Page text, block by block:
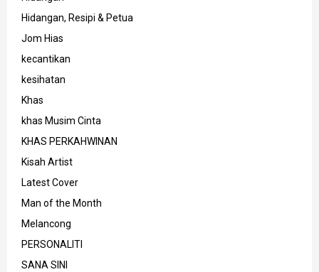
Hidangan, Resipi & Petua
Jom Hias
kecantikan
kesihatan
Khas
khas Musim Cinta
KHAS PERKAHWINAN
Kisah Artist
Latest Cover
Man of the Month
Melancong
PERSONALITI
SANA SINI